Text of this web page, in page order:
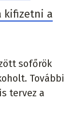
kifizetni a
sofőrök
További
tervez a